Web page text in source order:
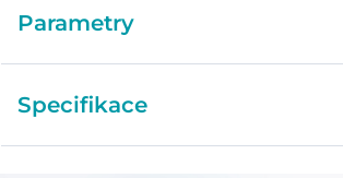
Parametry
Specifikace